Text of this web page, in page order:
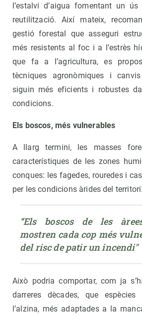
l’estalvi d’aigua fomentant un
reutilització. Així mateix,
gestió forestal que asseguri
més resistents al foc i a l’estrès
que fa a l’agricultura, es
tècniques agronòmiques i
siguin més eficients i robustes
condicions.
Els boscos, més vulnerables
A llarg termini, les masses
característiques de les zones
conques: les fagedes, rouredes i
per les condicions àrides del territori.
“Els boscos de les
mostren cada cop més
del risc de patir un incendi"
Això podria comportar, com ja
darreres dècades, que espècies
l’alzina, més adaptades a la